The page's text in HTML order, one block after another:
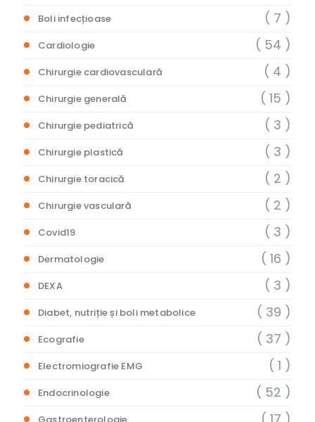
Boli infecțioase ( 7 )
Cardiologie ( 54 )
Chirurgie cardiovasculară ( 4 )
Chirurgie generală ( 15 )
Chirurgie pediatrică ( 3 )
Chirurgie plastică ( 3 )
Chirurgie toracică ( 2 )
Chirurgie vasculară ( 2 )
Covid19 ( 3 )
Dermatologie ( 16 )
DEXA ( 3 )
Diabet, nutriție și boli metabolice ( 39 )
Ecografie ( 37 )
Electromiografie EMG ( 1 )
Endocrinologie ( 52 )
Gastroenterologie